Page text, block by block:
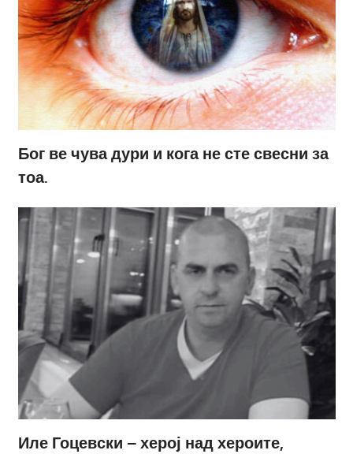
Бог ве чува дури и кога не сте свесни за
тоа.
Иле Гоцевски – херој над хероите,